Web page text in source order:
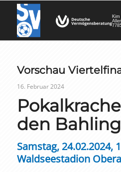
Vorschau
16. Februar 2024
den
Samstag, 24.02.2024,
Waldseestadion